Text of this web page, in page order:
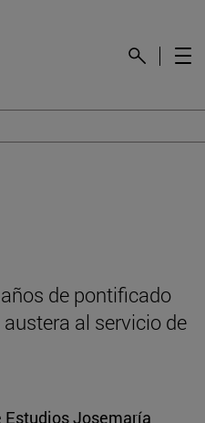
de pontificado
al servicio de
Estudios Josemaría